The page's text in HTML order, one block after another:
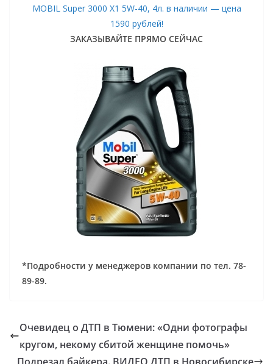
MOBIL Super 3000 X1 5W-40, 4л. в наличии — цена
1590 рублей!
ЗАКАЗЫВАЙТЕ ПРЯМО СЕЙЧАС
*Подробности у менеджеров компании по тел. 78-
89-89.
Очевидец о ДТП в Тюмени: «Одни фотографы
кругом, некому сбитой женщине помочь»